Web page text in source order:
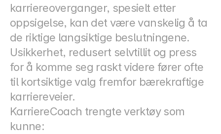
karriereoverganger, spesielt etter
oppsigelse, kan det være vanskelig å ta
de riktige langsiktige beslutningene.
Usikkerhet, redusert selvtillit og press
for å komme seg raskt videre fører ofte
til kortsiktige valg fremfor bærekraftige
karriereveier.
KarriereCoach trengte verktøy som
kunne: